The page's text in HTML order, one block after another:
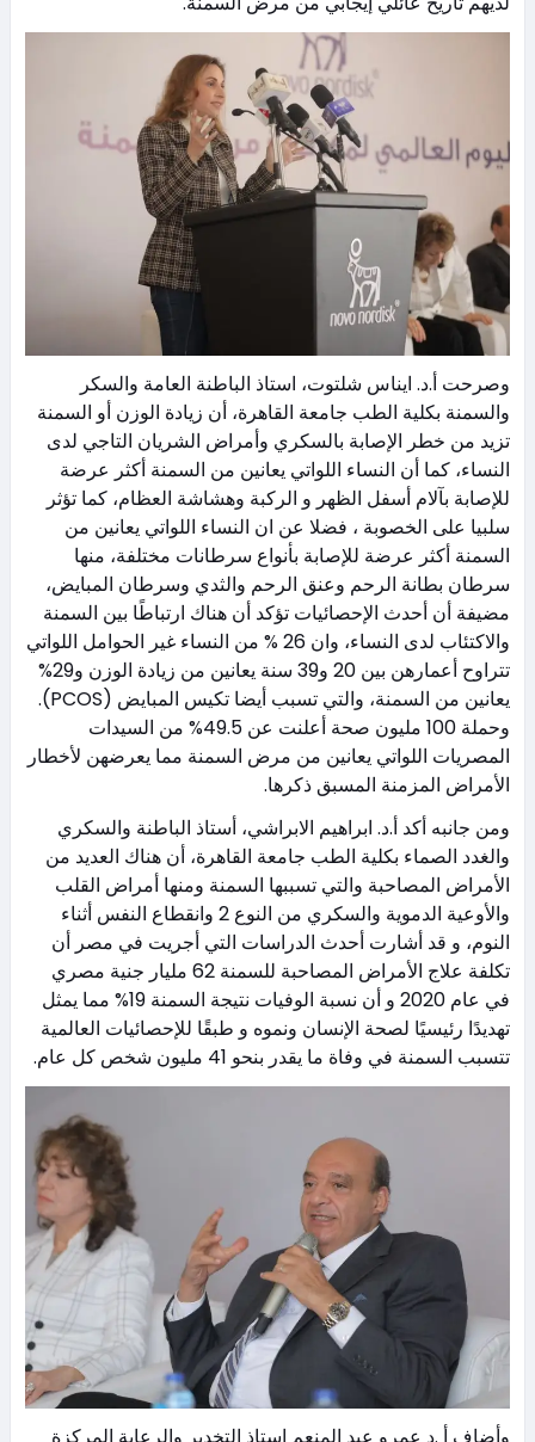
وصرحت أ.د. ايناس شلتوت، استاذ الباطنة العامة والسكر
والسمنة بكلية الطب جامعة القاهرة، أن زيادة الوزن أو السمنة
تزيد من خطر الإصابة بالسكري وأمراض الشريان التاجي لدى
النساء، كما أن النساء اللواتي يعانين من السمنة أكثر عرضة
للإصابة بآلام أسفل الظهر و الركبة وهشاشة العظام، كما تؤثر
سلبيا على الخصوبة ، فضلا عن ان النساء اللواتي يعانين من
السمنة أكثر عرضة للإصابة بأنواع سرطانات مختلفة، منها
سرطان بطانة الرحم وعنق الرحم والثدي وسرطان المبايض،
مضيفة أن أحدث الإحصائيات تؤكد أن هناك ارتباطًا بين السمنة
والاكتئاب لدى النساء، وان 26 % من النساء غير الحوامل اللواتي
تتراوح أعمارهن بين 20 و39 سنة يعانين من زيادة الوزن و29%
يعانين من السمنة، والتي تسبب أيضا تكيس المبايض (PCOS).
وحملة 100 مليون صحة أعلنت عن 49.5% من السيدات
المصريات اللواتي يعانين من مرض السمنة مما يعرضهن لأخطار
الأمراض المزمنة المسبق ذكرها.
ومن جانبه أكد أ.د. ابراهيم الابراشي، أستاذ الباطنة والسكري
والغدد الصماء بكلية الطب جامعة القاهرة، أن هناك العديد من
الأمراض المصاحبة والتي تسببها السمنة ومنها أمراض القلب
والأوعية الدموية والسكري من النوع 2 وانقطاع النفس أثناء
النوم، و قد أشارت أحدث الدراسات التي أجريت في مصر أن
تكلفة علاج الأمراض المصاحبة للسمنة 62 مليار جنية مصري
في عام 2020 و أن نسبة الوفيات نتيجة السمنة 19% مما يمثل
تهديدًا رئيسيًا لصحة الإنسان ونموه و طبقًا للإحصائيات العالمية
تتسبب السمنة في وفاة ما يقدر بنحو 41 مليون شخص كل عام.